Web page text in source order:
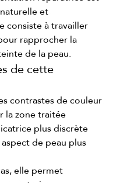
et
consiste à travailler
rapprocher la
de la peau.
de cette
contrastes de couleur
la zone traitée
plus discrète
de peau plus
elle permet